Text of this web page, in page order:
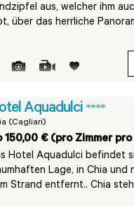
aus, welcher ihm
über das herrliche
Aquadulci ****
(Cagliari)
150,00 € (pro Zimmer
Hotel Aquadulci befindet
Lage, in Chia und
Strand entfernt.. Chia